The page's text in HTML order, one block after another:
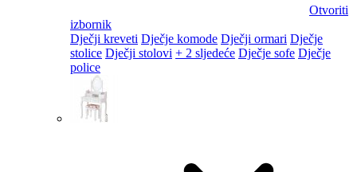
Otvoriti
izbornik
Dječji kreveti Dječje komode Dječji ormari Dječje
stolice Dječji stolovi + 2 sljedeće Dječje sofe Dječje
police